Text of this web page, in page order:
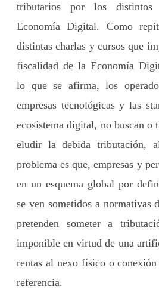
tributarios por los distintos
Economía Digital. Como
distintas charlas y cursos que
fiscalidad de la Economía
lo que se afirma, los
empresas tecnológicas y las
ecosistema digital, no buscan o
eludir la debida tributación,
problema es que, empresas y
en un esquema global por
se ven sometidos a normativas
pretenden someter a
imponible en virtud de una
rentas al nexo físico o
referencia.